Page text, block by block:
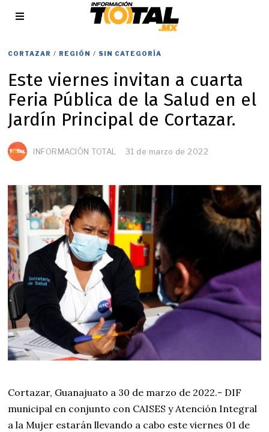
CORTAZAR / REGIÓN / SIN CATEGORÍA
Este viernes invitan a cuarta
Feria Pública de la Salud en el
Jardín Principal de Cortazar.
INFORMACIÓN TOTAL 31 de marzo de 2022
Cortazar, Guanajuato a 30 de marzo de 2022.- DIF
municipal en conjunto con CAISES y Atención Integral
a la Mujer estarán llevando a cabo este viernes 01 de